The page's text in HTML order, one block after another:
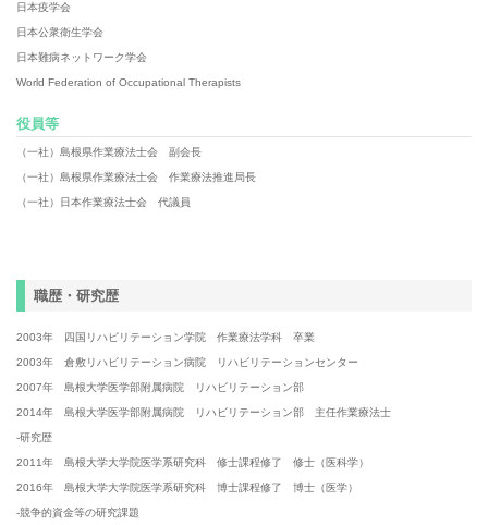
日本疫学会
日本公衆衛生学会
日本難病ネットワーク学会
World Federation of Occupational Therapists
役員等
（一社）島根県作業療法士会 副会長
（一社）島根県作業療法士会 作業療法推進局長
（一社）日本作業療法士会 代議員
職歴・研究歴
2003年 四国リハビリテーション学院 作業療法学科 卒業
2003年 倉敷リハビリテーション病院 リハビリテーションセンター
2007年 島根大学医学部附属病院 リハビリテーション部
2014年 島根大学医学部附属病院 リハビリテーション部 主任作業療法士
-研究歴
2011年 島根大学大学院医学系研究科 修士課程修了 修士（医科学）
2016年 島根大学大学院医学系研究科 博士課程修了 博士（医学）
-競争的資金等の研究課題